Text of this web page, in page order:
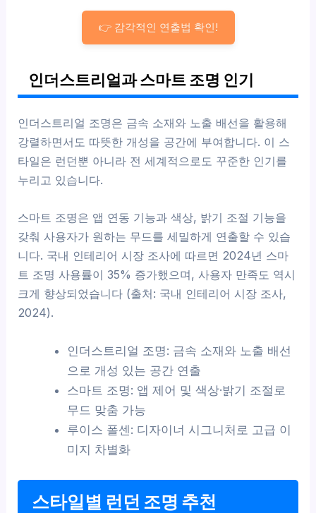
👉 감각적인 연출법 확인!
인더스트리얼과 스마트 조명 인기
인더스트리얼 조명은 금속 소재와 노출 배선을 활용해
강렬하면서도 따뜻한 개성을 공간에 부여합니다. 이 스
타일은 런던뿐 아니라 전 세계적으로도 꾸준한 인기를
누리고 있습니다.
스마트 조명은 앱 연동 기능과 색상, 밝기 조절 기능을
갖춰 사용자가 원하는 무드를 세밀하게 연출할 수 있습
니다. 국내 인테리어 시장 조사에 따르면 2024년 스마
트 조명 사용률이 35% 증가했으며, 사용자 만족도 역시
크게 향상되었습니다 (출처: 국내 인테리어 시장 조사,
2024).
인더스트리얼 조명: 금속 소재와 노출 배선
으로 개성 있는 공간 연출
스마트 조명: 앱 제어 및 색상·밝기 조절로
무드 맞춤 가능
루이스 폴센: 디자이너 시그니처로 고급 이
미지 차별화
스타일별 런던 조명 추천